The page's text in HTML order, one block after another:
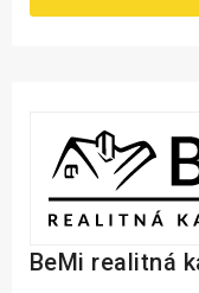
BeMi realitná